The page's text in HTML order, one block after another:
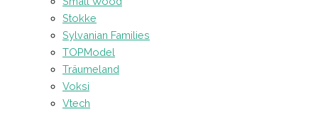
Stokke
Sylvanian Families
TOPModel
Träumeland
Voksi
Vtech